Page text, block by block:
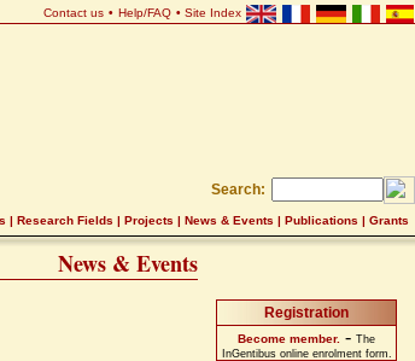
Contact us • Help/FAQ • Site Index
Search:
| Research Fields | Projects | News & Events | Publications | Grants
News & Events
Registration
Become member. - The
InGentibus online enrolment form.